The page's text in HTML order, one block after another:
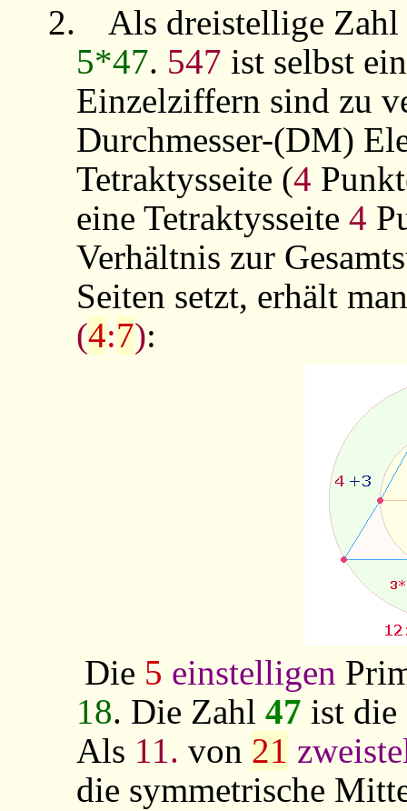
2.
Als dreistellige
5*47. 547 ist selbst
Einzelziffern sind zu
Durchmesser-(DM)
Tetraktysseite (4
eine Tetraktysseite 4
Verhältnis zur
Seiten setzt, erhält
(4:7):
Die 5 einstelligen
18. Die Zahl 47 ist die
Als 11. von 21
die symmetrische